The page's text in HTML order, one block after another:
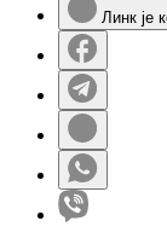
Линк је